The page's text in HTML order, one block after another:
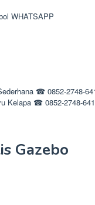
WHATSAPP
Kelapa ☎ 0852-2748-
Gazebo